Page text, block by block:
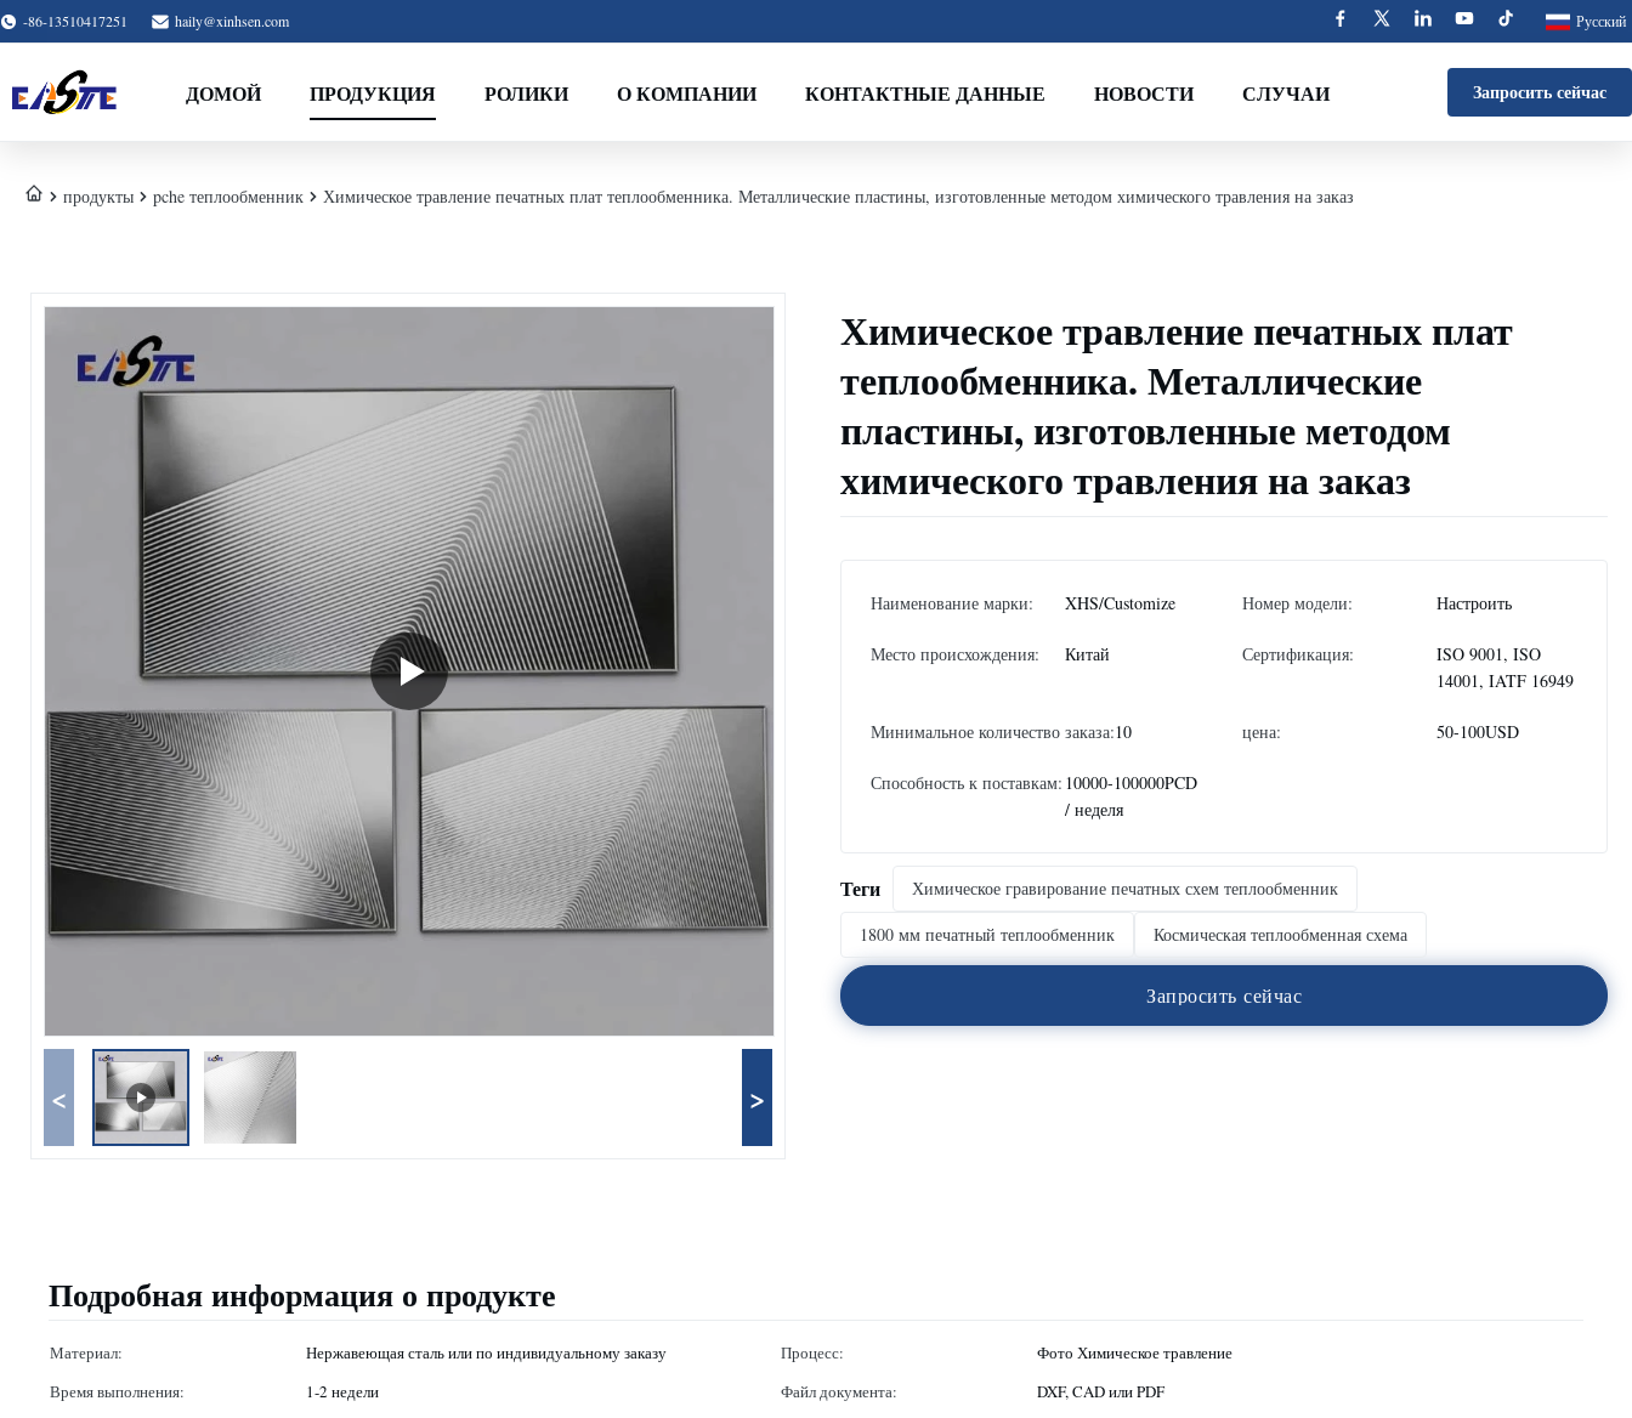
-86-13510417251 haily@xinhsen.com Русский
ДОМОЙ ПРОДУКЦИЯ РОЛИКИ О КОМПАНИИ КОНТАКТНЫЕ ДАННЫЕ НОВОСТИ СЛУЧАИ Запросить сейчас
продукты pche теплообменник Химическое травление печатных плат теплообменника. Металлические пластины, изготовленные методом химического травления на заказ
< >
Химическое травление печатных плат
теплообменника. Металлические
пластины, изготовленные методом
химического травления на заказ
Наименование марки: XHS/Customize Номер модели: Настроить
Место происхождения: Китай Сертификация:
ISO 9001, ISO
14001, IATF 16949
Минимальное количество заказа:10 цена: 50-100USD
Способность к поставкам: 10000-100000PCD
/ неделя
Теги
Химическое гравирование печатных схем теплообменник
1800 мм печатный теплообменник
Космическая теплообменная схема
Запросить сейчас
Подробная информация о продукте
Материал: Нержавеющая сталь или по индивидуальному заказу Процесс:
Фото Химическое травление
Время выполнения:
1-2 недели Файл документа:
DXF, CAD или PDF